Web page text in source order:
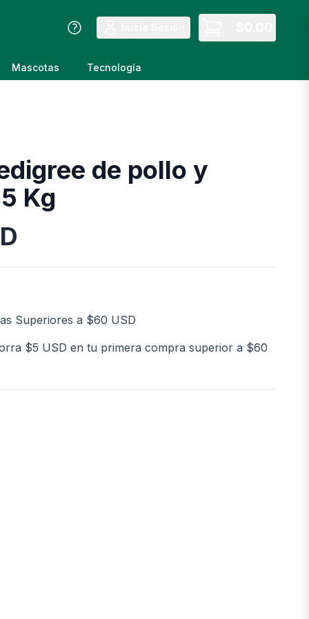
Mascotas Tecnología
de pollo y
Kg
Superiores a $60 USD
$5 USD en tu primera compra superior a $60